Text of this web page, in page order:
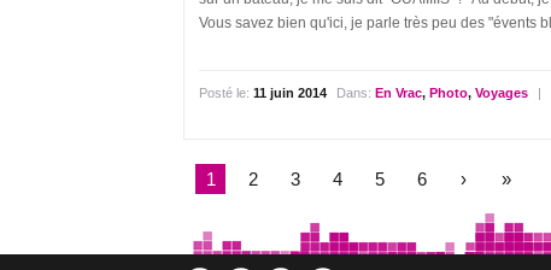
Vous savez bien qu'ici, je parle très peu des "évents
Posté le:11 juin 2014 Dans:En Vrac,Photo,Voyages |
1 2 3 4 5 6 › »